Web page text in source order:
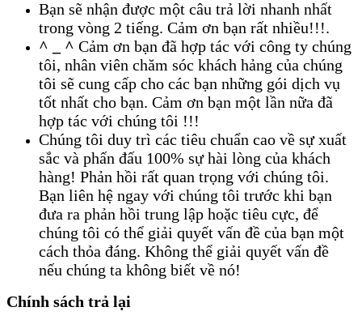
Bạn sẽ nhận được một câu trả lời nhanh nhất
trong vòng 2 tiếng. Cảm ơn bạn rất nhiều!!!.
^ _ ^ Cảm ơn bạn đã hợp tác với công ty chúng
tôi, nhân viên chăm sóc khách hảng của chúng
tôi sẽ cung cấp cho các bạn những gói dịch vụ
tốt nhất cho bạn. Cảm ơn bạn một lần nữa đã
hợp tác với chúng tôi !!!
Chúng tôi duy trì các tiêu chuẩn cao về sự xuất
sắc và phấn đấu 100% sự hài lòng của khách
hàng! Phản hồi rất quan trọng với chúng tôi.
Bạn liên hệ ngay với chúng tôi trước khi bạn
đưa ra phản hồi trung lập hoặc tiêu cực, để
chúng tôi có thể giải quyết vấn đề của bạn một
cách thỏa đáng. Không thể giải quyết vấn đề
nếu chúng ta không biết về nó!
Chính sách trả lại